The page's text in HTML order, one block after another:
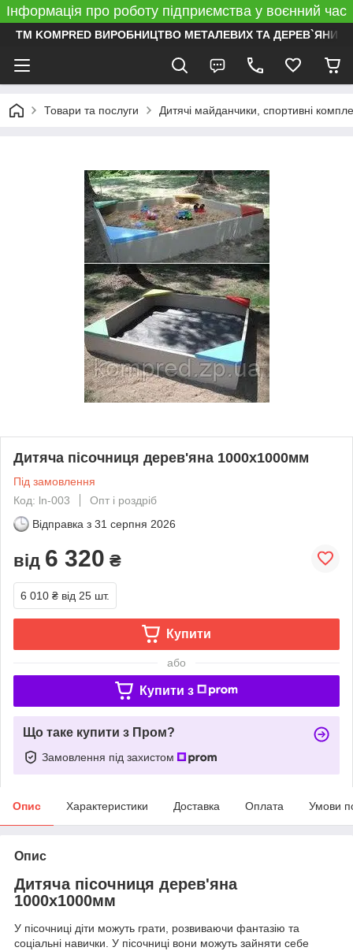
Інформація про роботу підприємства у воєнний час
ТМ KOMPRED ВИРОБНИЦТВО МЕТАЛЕВИХ ТА ДЕРЕВ`ЯНИХ
Товари та послуги Дитячі майданчики, спортивні
Дитяча пісочниця дерев'яна 1000х1000мм
Під замовлення
Код: ln-003
Опт і роздріб
Відправка з 31 серпня 2026
від 6 320 ₴
6 010 ₴ від 25 шт.
Купити
або
Купити з
Що таке купити з Пром?
Замовлення під захистом
Опис Характеристики Доставка Оплата Умови
Опис
Дитяча пісочниця дерев'яна
1000х1000мм
У пісочниці діти можуть грати, розвиваючи фантазію та
соціальні навички. У пісочниці вони можуть зайняти себе